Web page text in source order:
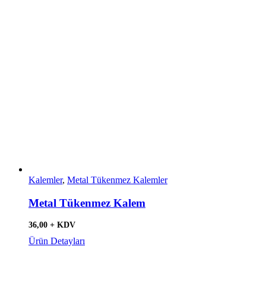
Kalemler, Metal Tükenmez Kalemler
Metal Tükenmez Kalem
36,00 + KDV
Ürün Detayları